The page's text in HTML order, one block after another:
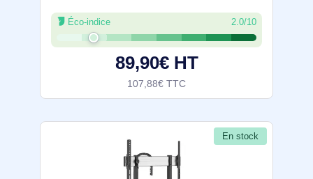
de montage: Mur. Largeur: 250 mm
Éco-indice 2.0/10
89,90€ HT
107,88€ TTC
En stock